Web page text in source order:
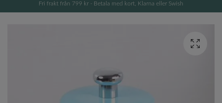
Fri frakt från 799 kr - Betala med kort, Klarna eller Swish